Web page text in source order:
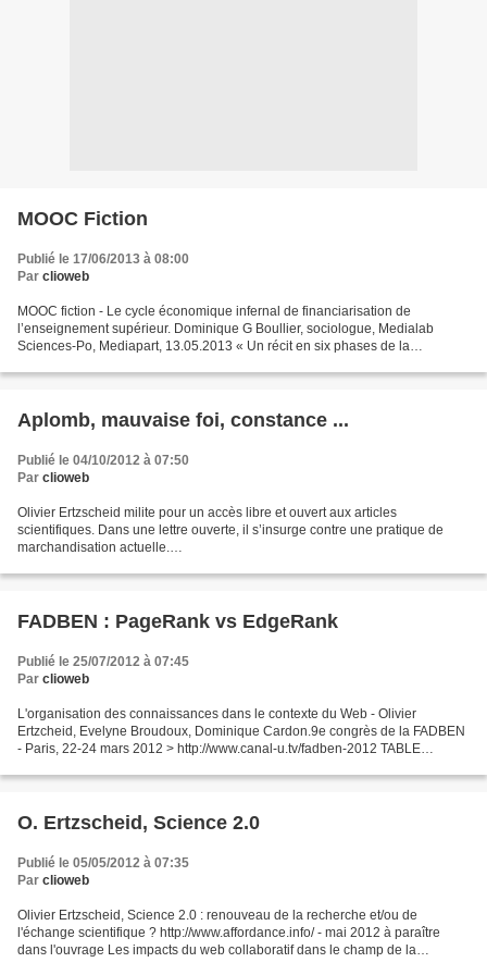
MOOC Fiction
Publié le 17/06/2013 à 08:00
Par clioweb
MOOC fiction - Le cycle économique infernal de financiarisation de
l’enseignement supérieur. Dominique G Boullier, sociologue, Medialab
Sciences-Po, Mediapart, 13.05.2013 « Un récit en six phases de la
Aplomb, mauvaise foi, constance ...
Publié le 04/10/2012 à 07:50
Par clioweb
Olivier Ertzscheid milite pour un accès libre et ouvert aux articles
scientifiques. Dans une lettre ouverte, il s’insurge contre une pratique de
marchandisation actuelle.
http://www.rue89.com/rue89-culture/2012/10/04/chercheurs-le-cnrs-
FADBEN : PageRank vs EdgeRank
Publié le 25/07/2012 à 07:45
Par clioweb
L'organisation des connaissances dans le contexte du Web - Olivier
Ertzcheid, Evelyne Broudoux, Dominique Cardon.9e congrès de la FADBEN
- Paris, 22-24 mars 2012 > http://www.canal-u.tv/fadben-2012 TABLE
O. Ertzscheid, Science 2.0
Publié le 05/05/2012 à 07:35
Par clioweb
Olivier Ertzscheid, Science 2.0 : renouveau de la recherche et/ou de
l'échange scientifique ? http://www.affordance.info/ - mai 2012 à paraître
dans l'ouvrage Les impacts du web collaboratif dans le champ de la